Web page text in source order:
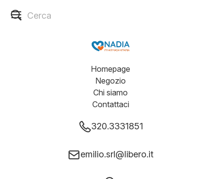
Homepage
Negozio
Chi siamo
Contattaci
320.3331851
emilio.srl@libero.it